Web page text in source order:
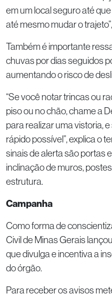
em um local seguro até
até mesmo mudar o
Também é importante
chuvas por dias seguidos
aumentando o risco de
“Se você notar trincas ou
piso ou no chão, chame a
para realizar uma vistoria,
rápido possível”, explica o
sinais de alerta são portas
inclinação de muros,
estrutura.
Campanha
Como forma de
Civil de Minas Gerais
que divulga e incentiva a
do órgão.
Para receber os avisos